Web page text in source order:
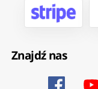
Znajdź nas